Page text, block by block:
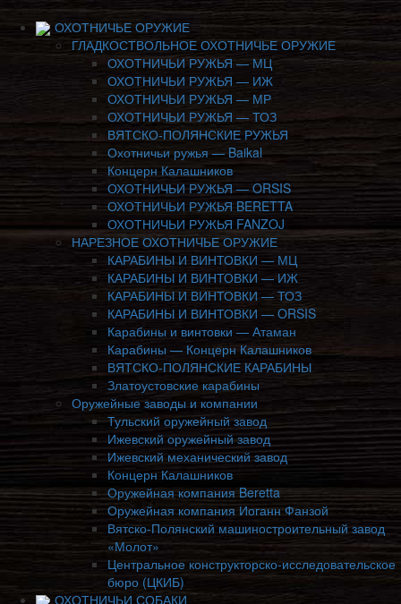
ОХОТНИЧЬЕ ОРУЖИЕ
ГЛАДКОСТВОЛЬНОЕ ОХОТНИЧЬЕ ОРУЖИЕ
ОХОТНИЧЬИ РУЖЬЯ — МЦ
ОХОТНИЧЬИ РУЖЬЯ — ИЖ
ОХОТНИЧЬИ РУЖЬЯ — МР
ОХОТНИЧЬИ РУЖЬЯ — ТОЗ
ВЯТСКО-ПОЛЯНСКИЕ РУЖЬЯ
Охотничьи ружья — Baikal
Концерн Калашников
ОХОТНИЧЬИ РУЖЬЯ — ORSIS
ОХОТНИЧЬИ РУЖЬЯ BERETTA
ОХОТНИЧЬИ РУЖЬЯ FANZOJ
НАРЕЗНОЕ ОХОТНИЧЬЕ ОРУЖИЕ
КАРАБИНЫ И ВИНТОВКИ — МЦ
КАРАБИНЫ И ВИНТОВКИ — ИЖ
КАРАБИНЫ И ВИНТОВКИ — ТОЗ
КАРАБИНЫ И ВИНТОВКИ — ORSIS
Карабины и винтовки — Атаман
Карабины — Концерн Калашников
ВЯТСКО-ПОЛЯНСКИЕ КАРАБИНЫ
Златоустовские карабины
Оружейные заводы и компании
Тульский оружейный завод
Ижевский оружейный завод
Ижевский механический завод
Концерн Калашников
Оружейная компания Beretta
Оружейная компания Иоганн Фанзой
Вятско-Полянский машиностроительный завод
«Молот»
Центральное конструкторско-исследовательское
бюро (ЦКИБ)
ОХОТНИЧЬИ СОБАКИ